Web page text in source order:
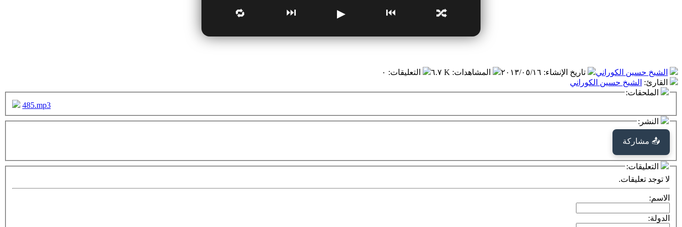
🔀
⏮
▶
⏭
🔁
الشيخ حسين الكوراني تاريخ الإنشاء: ٢٠١٣/٠٥/١٦ المشاهدات: ٦.٧ K التعليقات: ٠
القارئ: الشيخ حسين الكوراني
الملحقات:
485.mp3
النشر:
📤 مشاركة
التعليقات:
لا توجد تعليقات.
الاسم:
الدولة: